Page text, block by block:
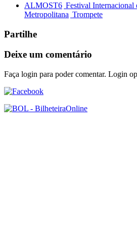
ALMOST6 Festival Internacional
Metropolitana Trompete
Partilhe
Deixe um comentário
Faça login para poder comentar. Login